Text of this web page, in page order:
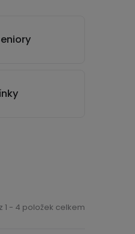
z 1 - 4 položek celkem